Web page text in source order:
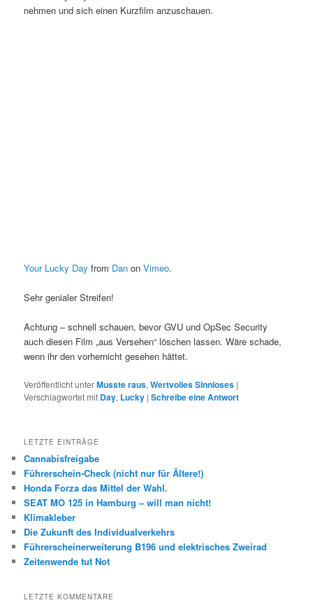
nehmen und sich einen Kurzfilm anzuschauen.
Your Lucky Day from Dan onVimeo.
Sehr genialer Streifen!
Achtung – schnell schauen, bevor GVU und OpSec Security
auch diesen Film „aus Versehen“ löschen lassen. Wäre schade,
wenn ihr den vorhernicht gesehen hättet.
Veröffentlicht unterMusste raus,Wertvolles Sinnloses |
Verschlagwortet mit Day, Lucky |Schreibe eine Antwort
LETZTE EINTRÄGE
Cannabisfreigabe
Führerschein-Check (nicht nur für Ältere!)
Honda Forza das Mittel der Wahl.
SEAT MO 125 in Hamburg – will man nicht!
Klimakleber
Die Zukunft des Individualverkehrs
Führerscheinerweiterung B196 und elektrisches Zweirad
Zeitenwende tut Not
LETZTE KOMMENTARE